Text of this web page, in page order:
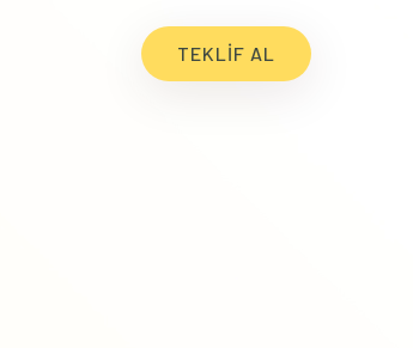
TEKLIF AL